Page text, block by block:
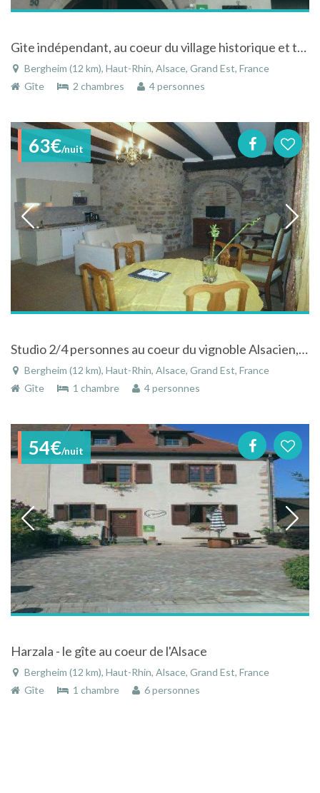
Gite indépendant, au coeur du village historique et touristique de Bergheim
Bergheim (12 km), Haut-Rhin, Alsace, Grand Est, France
Gîte
2 chambres 4 personnes
63€/nuit
Studio 2/4 personnes au coeur du vignoble Alsacien, dans une demeure de caractère
Bergheim (12 km), Haut-Rhin, Alsace, Grand Est, France
Gîte
1 chambre 4 personnes
54€/nuit
Harzala - le gîte au coeur de l'Alsace
Bergheim (12 km), Haut-Rhin, Alsace, Grand Est, France
Gîte
1 chambre 6 personnes